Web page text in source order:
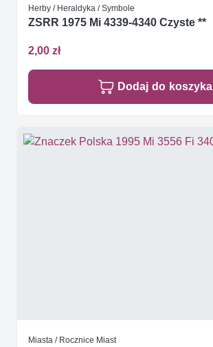
Herby / Heraldyka / Symbole
ZSRR 1975 Mi 4339-4340 Czyste **
2,00 zł
Dodaj do koszyka
Miasta / Rocznice Miast